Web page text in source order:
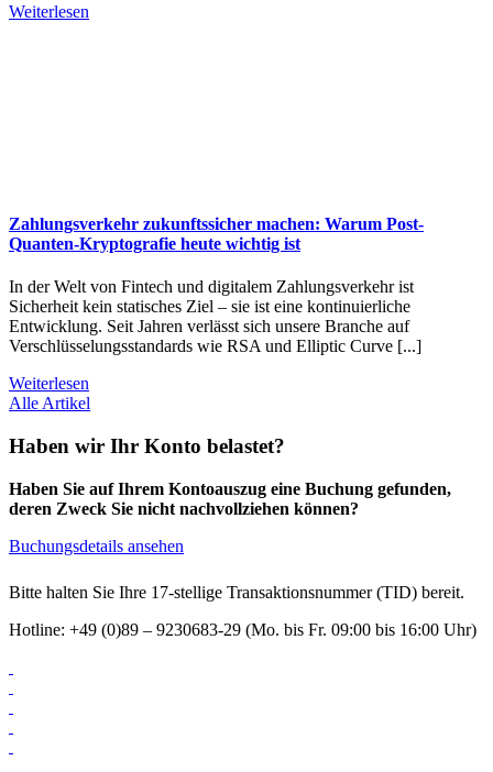
Weiterlesen
Zahlungsverkehr zukunftssicher machen: Warum Post-
Quanten-Kryptografie heute wichtig ist
In der Welt von Fintech und digitalem Zahlungsverkehr ist
Sicherheit kein statisches Ziel – sie ist eine kontinuierliche
Entwicklung. Seit Jahren verlässt sich unsere Branche auf
Verschlüsselungsstandards wie RSA und Elliptic Curve [...]
Weiterlesen
Alle Artikel
Haben wir Ihr Konto belastet?
Haben Sie auf Ihrem Kontoauszug eine Buchung gefunden,
deren Zweck Sie nicht nachvollziehen können?
Buchungsdetails ansehen
Bitte halten Sie Ihre 17-stellige Transaktionsnummer (TID) bereit.
Hotline: +49 (0)89 – 9230683-29 (Mo. bis Fr. 09:00 bis 16:00 Uhr)